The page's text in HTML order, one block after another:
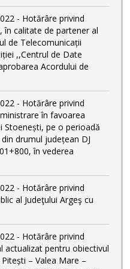
- Hotărâre privind
în calitate de partener al
de Telecomunicații
,,Centrul de Date
Acordului de
- Hotărâre privind
în favoarea
Stoenești, pe o perioadă
drumul județean DJ
în vederea
- Hotărâre privind
al Judeţului Argeş cu
- Hotărâre privind
actualizat pentru obiectivul
– Valea Mare –